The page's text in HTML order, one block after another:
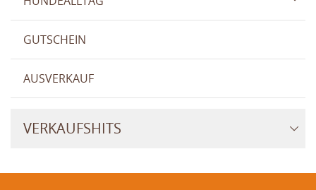
GUTSCHEIN
AUSVERKAUF
VERKAUFSHITS